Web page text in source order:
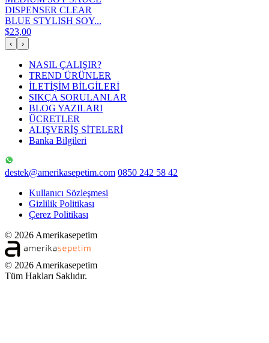
DISPENSER CLEAR
BLUE STYLISH SOY...
$23,00
‹ ›
NASIL ÇALIŞIR?
TREND ÜRÜNLER
İLETİŞİM BİLGİLERİ
SIKÇA SORULANLAR
BLOG YAZILARI
ÜCRETLER
ALIŞVERİŞ SİTELERİ
Banka Bilgileri
destek@amerikasepetim.com 0850 242 58 42
Kullanıcı Sözleşmesi
Gizlilik Politikası
Çerez Politikası
© 2026 Amerikasepetim
© 2026 Amerikasepetim
Tüm Hakları Saklıdır.